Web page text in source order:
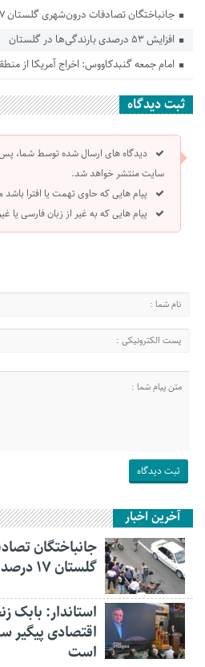
جانباختگان تصادفات درون‌شهری گلستان ۱۷ درصد کاهش یافت
افزایش ۵۳ درصدی بارندگی‌ها در گلستان
امام جمعه گنبدکاووس: اخراج آمریکا از
ثبت دیدگاه
دیدگاه های ارسال شده توسط شما،
سایت منتشر خواهد شد.
پیام هایی که حاوی تهمت یا افترا
پیام هایی که به غیر از زبان فارسی
آخرین اخبار
جانباختگان
گلستان ۱۷ درصد کاهش یافت
اقتصادی پیگیر
است